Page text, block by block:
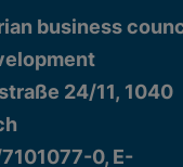
business
24/11, 1040
0, E-